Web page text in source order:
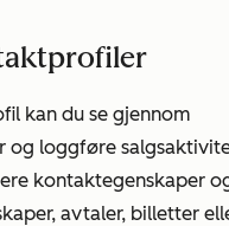
kan du se gjennom
og loggføre
kontaktegenskaper
avtaler, billetter